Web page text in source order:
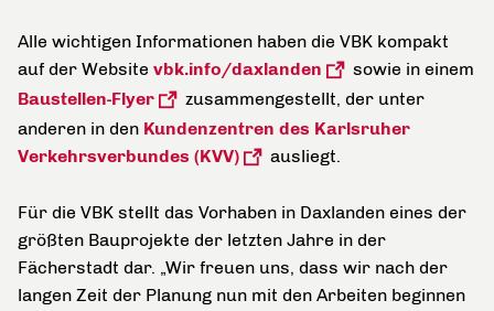
Alle wichtigen Informationen haben die VBK kompakt
auf der Website vbk.info/daxlanden
sowie in einem
Baustellen-Flyer
zusammengestellt, der unter
anderen in den Kundenzentren des Karlsruher
Verkehrsverbundes (KVV)
ausliegt.
Für die VBK stellt das Vorhaben in Daxlanden eines der
größten Bauprojekte der letzten Jahre in der
Fächerstadt dar. „Wir freuen uns, dass wir nach der
langen Zeit der Planung nun mit den Arbeiten beginnen